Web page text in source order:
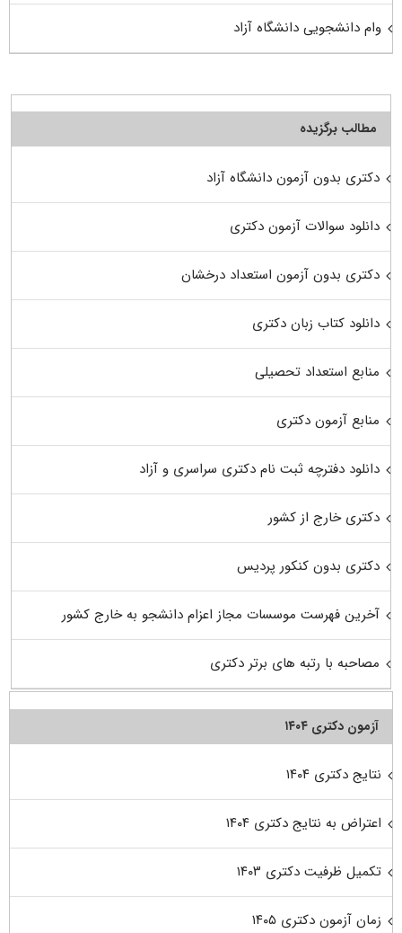
وام دانشجویی دانشگاه آزاد
مطالب برگزیده
دکتری بدون آزمون دانشگاه آزاد
دانلود سوالات آزمون دکتری
دکتری بدون آزمون استعداد درخشان
دانلود کتاب زبان دکتری
منابع استعداد تحصیلی
منابع آزمون دکتری
دانلود دفترچه ثبت نام دکتری سراسری و آزاد
دکتری خارج از کشور
دکتری بدون کنکور پردیس
آخرین فهرست موسسات مجاز اعزام دانشجو به خارج کشور
مصاحبه با رتبه های برتر دکتری
آزمون دکتری ۱۴۰۴
نتایج دکتری ۱۴۰۴
اعتراض به نتایج دکتری ۱۴۰۴
تکمیل ظرفیت دکتری ۱۴۰۳
زمان آزمون دکتری ۱۴۰۵